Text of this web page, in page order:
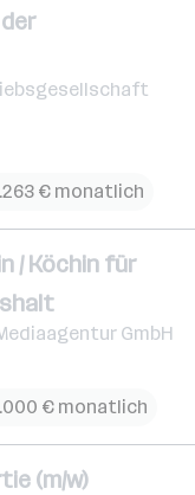
€ monatlich
/ Köchin für
GmbH
€ monatlich
(m/w)